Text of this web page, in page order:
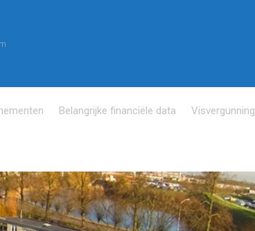
Belangrijke financiële data Visvergunning